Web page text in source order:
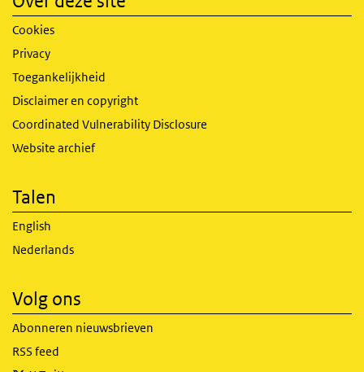
Cookies
Privacy
Toegankelijkheid
Disclaimer en copyright
Coordinated Vulnerability Disclosure
Website archief
Talen
English
Nederlands
Volg ons
Abonneren nieuwsbrieven
RSS feed